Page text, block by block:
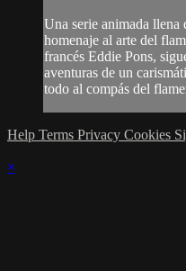
Una serie animada
homenaje al arte del
francés Eddie Pons,
aventuras de un
todo al compás del
Help Terms Privacy Cookies
×